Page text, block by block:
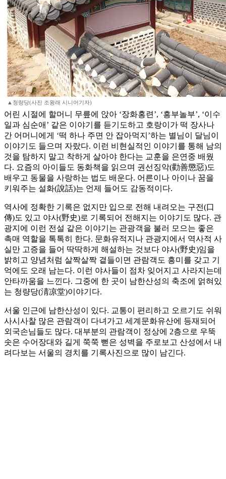
▲청량당(사진 조왕래 시니어기자)
어린 시절에 할머니 무릎에 앉아 ‘장화홍련’, ‘흥부놀부’, ‘이수
일과 심순애’ 같은 이야기를 듣기도하고 호랑이가 떡 장사나
간 어머니에게 ‘떡 하나 주면 안 잡아먹지’하는 별님이 달님이
이야기도 들으며 자랐다. 이런 비현실적인 이야기를 통해 남의
것을 탐하지 말고 착하게 살아야 한다는 교훈을 은연중 배웠
다. 요즘의 아이들도 동화책을 읽으며 권선징악(勸善懲惡)도
배우고 동물을 사랑하는 법도 배운다. 어른이나 아이나 꿈을
키워주는 설화(說話)는 언제 들어도 감동적이다.
역사에 정확한 기록은 없지만 입으로 전해 내려오는 구전(口
傳)도 있고 야사(野史)로 기록되어 전해지는 이야기도 많다. 관
광지에 이런 전설 같은 이야기는 관광객을 불러 모으는 좋은
촉매 역할을 톡톡히 한다. 문화유적지나 관광지에서 역사적 사
실만 고증을 들어 딱딱하게 해설하는 것보다 야사(野史)임을
밝히고 양념처럼 살짝살짝 곁들이면 관람객도 흥미를 갖고 기
억에도 오래 남는다. 이런 야사들이 점차 잊어지고 사라지는데
안타까움을 느낀다. 그중에 한 곳이 남한산성의 축조에 얽혀있
는 청량당(淸凉堂)이야기다.
서울 인근에 남한산성이 있다. 교통이 편리하고 오르기도 쉬워
사시사찰 많은 관람객이 다녀가고 세계문화유산에 등재되어
외국손님들도 많다. 대부분의 관람객이 정상에 2층으로 우뚝
솟은 수어장대와 길게 쭉쭉 뻗은 성벽을 주로보고 산성에서 내
려다보는 서울의 경치를 기록사진으로 많이 남긴다.